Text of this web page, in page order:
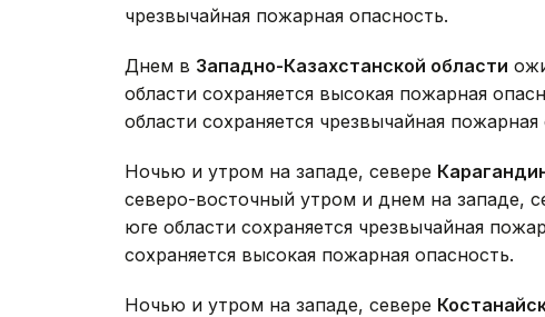
чрезвычайная пожарная опасность.
Днем в Западно-Казахстанской области
области сохраняется высокая пожарная
области сохраняется чрезвычайная пожарная
Ночью и утром на западе, севере
северо-восточный утром и днем на западе,
юге области сохраняется чрезвычайная
сохраняется высокая пожарная опасность.
Ночью и утром на западе, севере